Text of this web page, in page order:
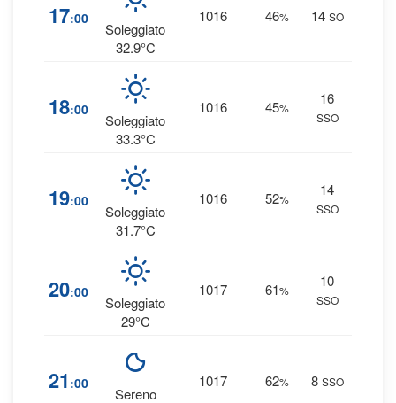
17:00
Soleggiato
32.9°C
1016 46% 14 SO
18:00
Soleggiato
33.3°C
1016 45%
16
SSO
19:00
Soleggiato
31.7°C
1016 52%
14
SSO
20:00
Soleggiato
29°C
1017 61%
10
SSO
21 :00
Sereno
1017 62% 8 SSO